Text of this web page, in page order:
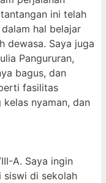
ini telah
hal belajar
dewasa. Saya juga
Pangururan,
bagus, dan
fasilitas
nyaman, dan
A. Saya ingin
siswi di sekolah